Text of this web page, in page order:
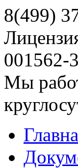
8(499)
001562-
Мы